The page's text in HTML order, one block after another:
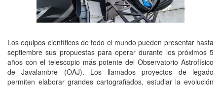
Los equipos científicos de todo el mundo pueden presentar hasta
septiembre sus propuestas para operar durante los próximos 5
años con el telescopio más potente del Observatorio Astrofísico
de Javalambre (OAJ). Los llamados proyectos de legado
permiten elaborar grandes cartografiados, estudiar la evolución